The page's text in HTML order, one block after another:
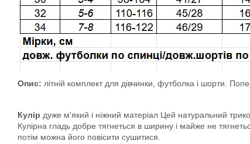
Опис: літній комплект для дівчинки, футболка і шорти.
Кулір дуже м'який і ніжний матеріал Цей натуральний
Кулірна гладь добре тягнеться в ширину і майже не
потім можна його повісити сушитися.